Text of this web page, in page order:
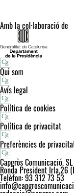
Amb la col·laboració de
Qui som
Avís legal
Política de cookies
Política de privacitat
Preferències de
Capgròs Comunicació, SL
Ronda President Irla,26
Telèfon: 93 312 73 53